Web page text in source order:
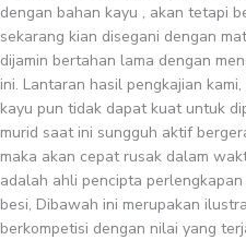
dengan bahan kayu , akan tetapi
sekarang kian disegani dengan
dijamin bertahan lama dengan
ini. Lantaran hasil pengkajian
kayu pun tidak dapat kuat untuk
murid saat ini sungguh aktif
maka akan cepat rusak dalam
adalah ahli pencipta
besi, Dibawah ini merupakan
berkompetisi dengan nilai yang